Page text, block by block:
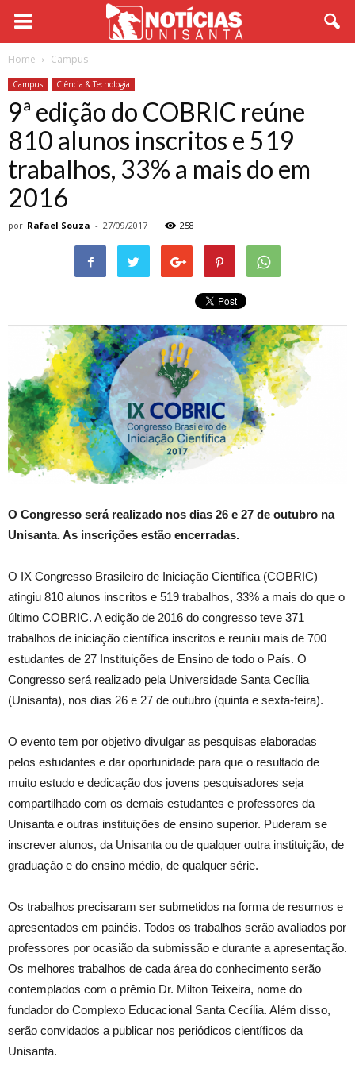
Home Campus
Campus Ciência & Tecnologia
9ª edição do COBRIC reúne
810 alunos inscritos e 519
trabalhos, 33% a mais do em
2016
por Rafael Souza - 27/09/2017 258
O Congresso será realizado nos dias 26 e 27 de outubro na
Unisanta. As inscrições estão encerradas.
O IX Congresso Brasileiro de Iniciação Científica (COBRIC)
atingiu 810 alunos inscritos e 519 trabalhos, 33% a mais do que o
último COBRIC. A edição de 2016 do congresso teve 371
trabalhos de iniciação científica inscritos e reuniu mais de 700
estudantes de 27 Instituições de Ensino de todo o País. O
Congresso será realizado pela Universidade Santa Cecília
(Unisanta), nos dias 26 e 27 de outubro (quinta e sexta-feira).
O evento tem por objetivo divulgar as pesquisas elaboradas
pelos estudantes e dar oportunidade para que o resultado de
muito estudo e dedicação dos jovens pesquisadores seja
compartilhado com os demais estudantes e professores da
Unisanta e outras instituições de ensino superior. Puderam se
inscrever alunos, da Unisanta ou de qualquer outra instituição, de
graduação e do ensino médio, de qualquer série.
Os trabalhos precisaram ser submetidos na forma de resumos e
apresentados em painéis. Todos os trabalhos serão avaliados por
professores por ocasião da submissão e durante a apresentação.
Os melhores trabalhos de cada área do conhecimento serão
contemplados com o prêmio Dr. Milton Teixeira, nome do
fundador do Complexo Educacional Santa Cecília. Além disso,
serão convidados a publicar nos periódicos científicos da
Unisanta.